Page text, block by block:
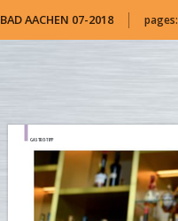
BAD AACHEN 07-2018 pages: